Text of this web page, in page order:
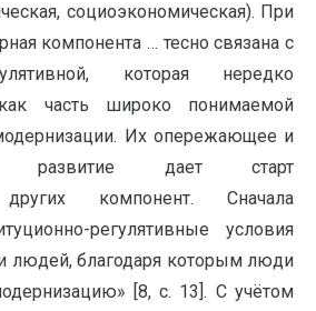
социоэкономическая). При
компонента … тесно связана с
которая нередко
как часть широко понимаемой
Их опережающее и
развитие дает старт
компонент. Сначала
регулятивные условия
людей, благодаря которым люди
[8, с. 13]. С учётом